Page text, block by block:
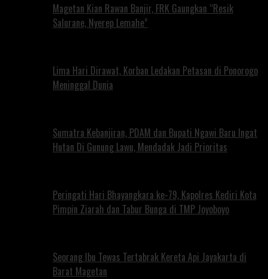
Magetan Kian Rawan Banjir, FRK Gaungkan “Resik
Salurane, Nyerep Lemahe”
Lima Hari Dirawat, Korban Ledakan Petasan di Ponorogo
Meninggal Dunia
Sumatra Kebanjiran, PDAM dan Bupati Ngawi Baru Ingat
Hutan Di Gunung Lawu, Mendadak Jadi Prioritas
Peringati Hari Bhayangkara ke-79, Kapolres Kediri Kota
Pimpin Ziarah dan Tabur Bunga di TMP Joyoboyo
Seorang Ibu Tewas Tertabrak Kereta Api Jayakarta di
Barat Magetan